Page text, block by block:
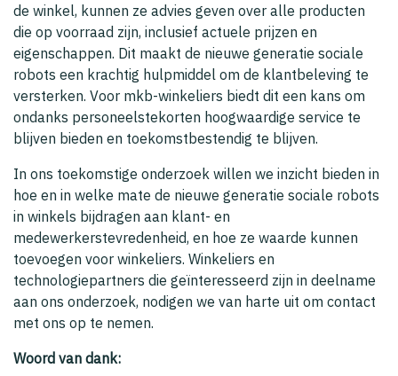
de winkel, kunnen ze advies geven over alle producten
die op voorraad zijn, inclusief actuele prijzen en
eigenschappen. Dit maakt de nieuwe generatie sociale
robots een krachtig hulpmiddel om de klantbeleving te
versterken. Voor mkb-winkeliers biedt dit een kans om
ondanks personeelstekorten hoogwaardige service te
blijven bieden en toekomstbestendig te blijven.
In ons toekomstige onderzoek willen we inzicht bieden in
hoe en in welke mate de nieuwe generatie sociale robots
in winkels bijdragen aan klant- en
medewerkerstevredenheid, en hoe ze waarde kunnen
toevoegen voor winkeliers. Winkeliers en
technologiepartners die geïnteresseerd zijn in deelname
aan ons onderzoek, nodigen we van harte uit om contact
met ons op te nemen.
Woord van dank: